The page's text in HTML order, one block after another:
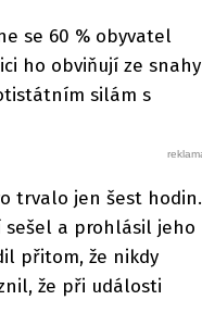
se 60 % obyvatel
ho obviňují ze snahy
silám s
trvalo jen šest hodin.
sešel a prohlásil jeho
přitom, že nikdy
že při události